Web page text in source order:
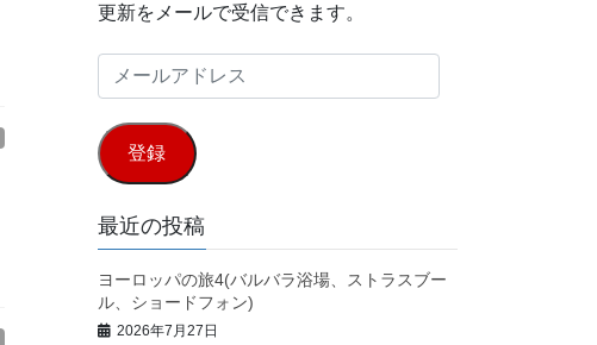
更新をメールで受信できます。
ー
ル
ア
ド
レ
ス
登録
最近の投稿
ヨーロッパの旅4(バルバラ浴場、ストラスブー
ル、ショードフォン)
2026年7月27日